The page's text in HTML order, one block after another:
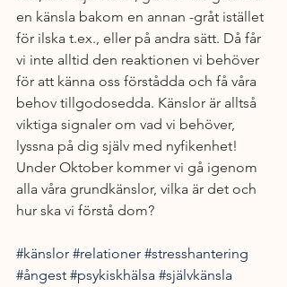
en känsla bakom en annan -gråt istället
för ilska t.ex., eller på andra sätt. Då får
vi inte alltid den reaktionen vi behöver
för att känna oss förstådda och få våra
behov tillgodosedda. Känslor är alltså
viktiga signaler om vad vi behöver,
lyssna på dig själv med nyfikenhet!
Under Oktober kommer vi gå igenom
alla våra grundkänslor, vilka är det och
hur ska vi förstå dom?
#känslor #relationer #stresshantering
#ångest #psykiskhälsa #självkänsla